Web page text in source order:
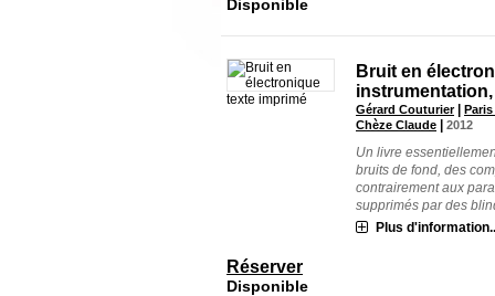
Disponible
texte imprimé
Bruit en
Gérard Couturier |
Chèze Claude |2012
Un livre
bruits de fond, des
contrairement aux
supprimés par des
Plus
Réserver
Disponible